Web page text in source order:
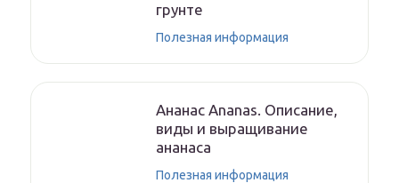
грунте
Полезная информация
Ананас Ananas. Описание,
виды и выращивание
ананаса
Полезная информация